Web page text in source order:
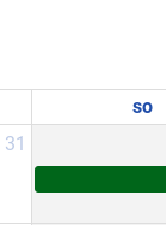
so
31